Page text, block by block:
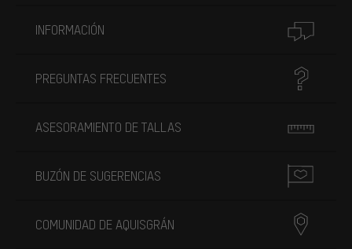
INFORMACIÓN
PREGUNTAS FRECUENTES
ASESORAMIENTO DE TALLAS
BUZÓN DE SUGERENCIAS
COMUNIDAD DE AQUISGRÁN